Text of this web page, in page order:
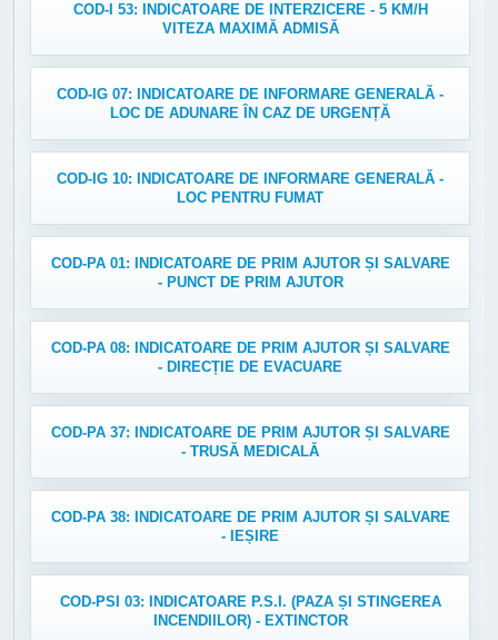
COD-I 53: INDICATOARE DE INTERZICERE - 5 KM/H
VITEZA MAXIMĂ ADMISĂ
COD-IG 07: INDICATOARE DE INFORMARE GENERALĂ -
LOC DE ADUNARE ÎN CAZ DE URGENȚĂ
COD-IG 10: INDICATOARE DE INFORMARE GENERALĂ -
LOC PENTRU FUMAT
COD-PA 01: INDICATOARE DE PRIM AJUTOR ȘI SALVARE
- PUNCT DE PRIM AJUTOR
COD-PA 08: INDICATOARE DE PRIM AJUTOR ȘI SALVARE
- DIRECȚIE DE EVACUARE
COD-PA 37: INDICATOARE DE PRIM AJUTOR ȘI SALVARE
- TRUSĂ MEDICALĂ
COD-PA 38: INDICATOARE DE PRIM AJUTOR ȘI SALVARE
- IEȘIRE
COD-PSI 03: INDICATOARE P.S.I. (PAZA ȘI STINGEREA
INCENDIILOR) - EXTINCTOR